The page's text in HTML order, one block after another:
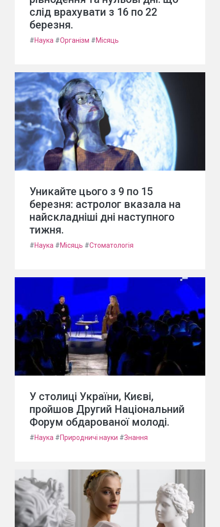
слід врахувати з 16 по 22
березня.
#Наука #Організм #Місяць
Уникайте цього з 9 по 15
березня: астролог вказала на
найскладніші дні наступного
тижня.
#Наука #Місяць #Стоматологія
У столиці України, Києві,
пройшов Другий Національний
Форум обдарованої молоді.
#Наука #Природничі науки #Знання